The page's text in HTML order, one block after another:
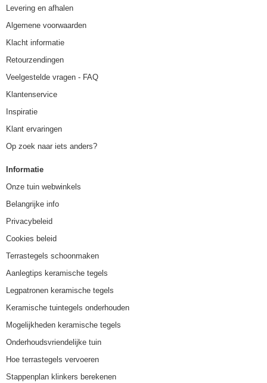
Levering en afhalen
Algemene voorwaarden
Klacht informatie
Retourzendingen
Veelgestelde vragen - FAQ
Klantenservice
Inspiratie
Klant ervaringen
Op zoek naar iets anders?
Informatie
Onze tuin webwinkels
Belangrijke info
Privacybeleid
Cookies beleid
Terrastegels schoonmaken
Aanlegtips keramische tegels
Legpatronen keramische tegels
Keramische tuintegels onderhouden
Mogelijkheden keramische tegels
Onderhoudsvriendelijke tuin
Hoe terrastegels vervoeren
Stappenplan klinkers berekenen